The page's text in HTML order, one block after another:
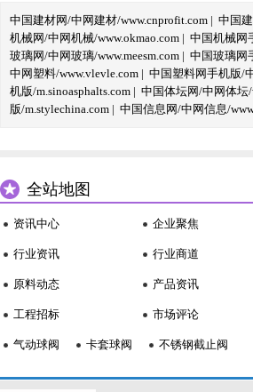
中国建材网/中网建材/www.cnprofit.com | 中国
机械网/中网机械/www.okmao.com | 中国机械网
玻璃网/中网玻璃/www.meesm.com | 中国玻璃网
中网塑料/www.vlevle.com | 中国塑料网手机版/
机版/m.sinoasphalts.com | 中国体坛网/中网体坛
版/m.stylechina.com | 中国信息网/中网信息/
全站地图
资讯中心
行业资讯
原料动态
工程招标
企业聚焦
行业商道
产品资讯
市场评论
气动球阀 卡套球阀 不锈钢截止阀